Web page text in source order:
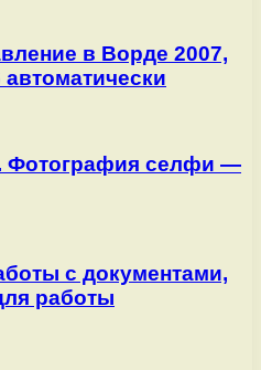
в Ворде 2007,
автоматически
Фотография селфи —
с документами,
работы